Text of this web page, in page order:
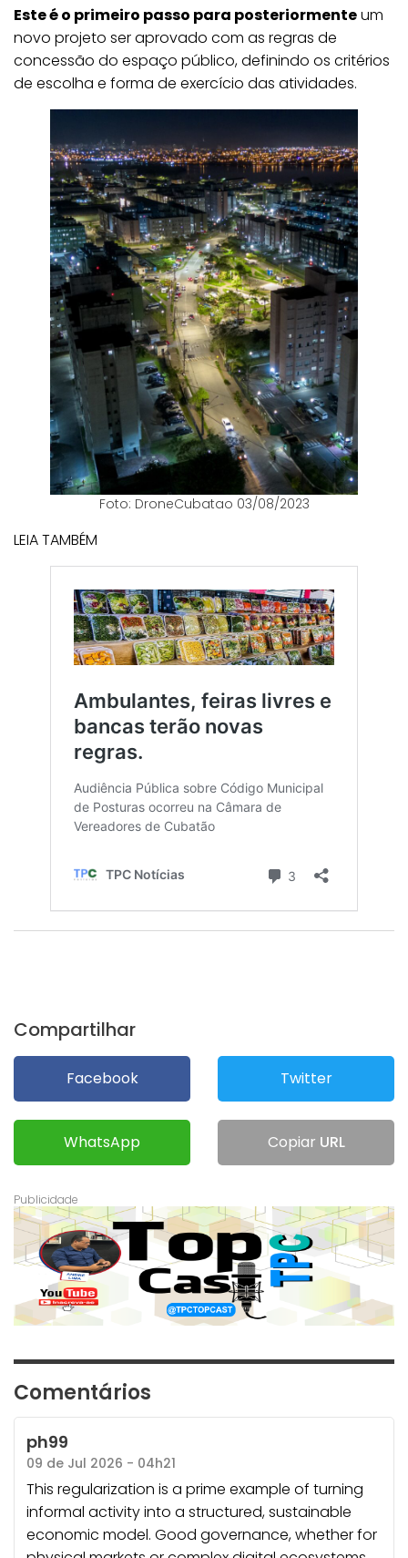
Este é o primeiro passo para posteriormenteum
novo projeto ser aprovado com as regras de
concessão do espaço público, definindo os critérios
de escolha e forma de exercício das atividades.
Foto: DroneCubatao 03/08/2023
LEIA TAMBÉM
Compartilhar
Facebook Twitter
WhatsApp Copiar URL
Comentários
ph99
09 de Jul 2026 - 04h21
This regularization is a prime example of turning
informal activity into a structured, sustainable
economic model. Good governance, whether for